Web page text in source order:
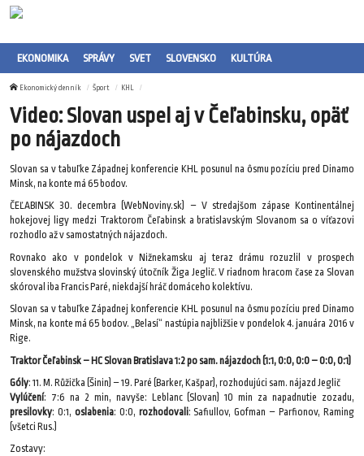
EKONOMIKA SPRÁVY SVET SLOVENSKO KULTÚRA
Ekonomický denník Šport KHL
Video: Slovan uspel aj v Čeľabinsku, opäť
po nájazdoch
Slovan sa v tabuľke Západnej konferencie KHL posunul na ôsmu pozíciu pred Dinamo
Minsk, na konte má 65 bodov.
ČEĽABINSK 30. decembra (WebNoviny.sk) – V stredajšom zápase Kontinentálnej
hokejovej ligy medzi Traktorom Čeľabinsk a bratislavským Slovanom sa o víťazovi
rozhodlo až v samostatných nájazdoch.
Rovnako ako v pondelok v Nižnekamsku aj teraz drámu rozuzlil v prospech
slovenského mužstva slovinský útočník Žiga Jeglič. V riadnom hracom čase za Slovan
skóroval iba Francis Paré, niekdajší hráč domáceho kolektívu.
Slovan sa v tabuľke Západnej konferencie KHL posunul na ôsmu pozíciu pred Dinamo
Minsk, na konte má 65 bodov. „Belasí“ nastúpia najbližšie v pondelok 4. januára 2016 v
Rige.
Traktor Čeľabinsk – HC Slovan Bratislava 1:2 po sam. nájazdoch (1:1, 0:0, 0:0 – 0:0, 0:1)
Góly: 11. M. Růžička (Šinin) – 19. Paré (Barker, Kašpar), rozhodujúci sam. nájazd Jeglič
Vylúčení: 7:6 na 2 min, navyše: Leblanc (Slovan) 10 min za napadnutie zozadu,
presilovky: 0:1, oslabenia: 0:0, rozhodovali: Safiullov, Gofman – Parfionov, Raming
(všetci Rus.)
Zostavy: